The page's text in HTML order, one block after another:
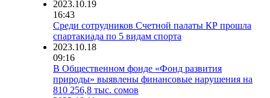
2023.10.19
16:43
Среди сотрудников Счетной палаты КР прошла
спартакиада по 5 видам спорта
2023.10.18
09:16
В Общественном фонде «Фонд развития
природы» выявлены финансовые нарушения на
810 256,8 тыс. сомов